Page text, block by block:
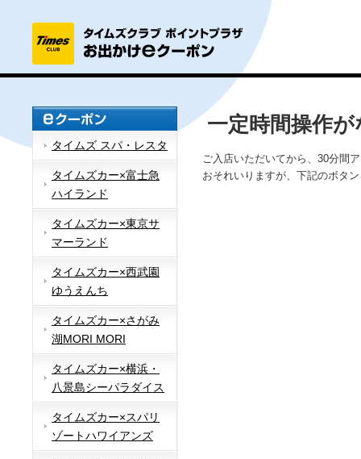
タイムズ スパ・レスタ
タイムズカー×富士急
ハイランド
タイムズカー×東京サ
マーランド
タイムズカー×西武園
ゆうえんち
タイムズカー×さがみ
湖MORI MORI
タイムズカー×横浜・
八景島シーパラダイス
タイムズカー×スパリ
ゾートハワイアンズ
一定時間操作
ご入店いただいてから、30分間
おそれいりますが、下記のボタ